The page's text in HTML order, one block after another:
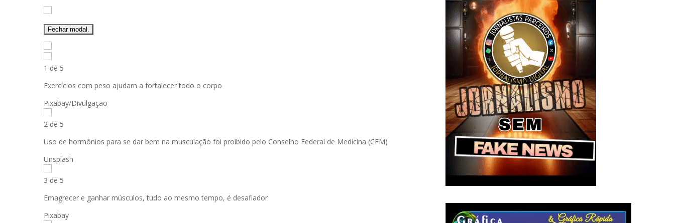
Fechar modal.
1 de 5
Exercícios com peso ajudam a fortalecer todo o corpo
Pixabay/Divulgação
2 de 5
Uso de hormônios para se dar bem na musculação foi proibido pelo Conselho Federal de Medicina (CFM)
Unsplash
3 de 5
Emagrecer e ganhar músculos, tudo ao mesmo tempo, é desafiador
Pixabay